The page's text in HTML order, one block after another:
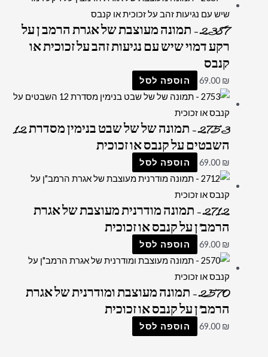
2387 – תמונה מעוצבת של אגרת הרמב ן על
רקע דמוי שיש עם נגיעות זהב על זכוכית או
קנבס
69.00 ₪ הוספה לסל
2753 – תמונה של של שבט בנימין מסדרת 12
השבטים על קנבס או זכוכית
69.00 ₪ הוספה לסל
2712 – תמונה מודרנית מעוצבת של אגרת
הרמב"ן על קנבס או זכוכית
69.00 ₪ הוספה לסל
2570 – תמונה מעוצבת ומודרנית של אגרת
הרמב"ן על קנבס או זכוכית
69.00 ₪ הוספה לסל